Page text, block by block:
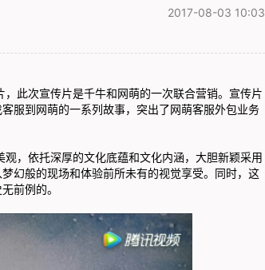
2017-08-03 10:03
次宣传片是千牛和网萌的一次联合营销。宣传片
服到网萌的一系列故事，突出了网萌客服外包业务
依托深厚的文化底蕴和文化内涵，大胆新颖采用
幻般的现场和体验前所未有的视觉享受。同时，这
前例的。